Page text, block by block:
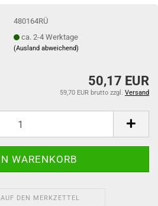
480164RÜ
ca. 2-4 Werktage
(Ausland abweichend)
50,17 EUR
59,70 EUR brutto zzgl. Versand
AUF DEN MERKZETTEL